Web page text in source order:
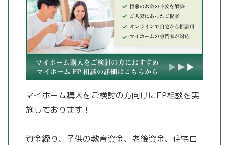
マイホーム購入をご検討の方向けにFP相談を実
施しております！
資金繰り、子供の教育資金、老後資金、住宅ロ